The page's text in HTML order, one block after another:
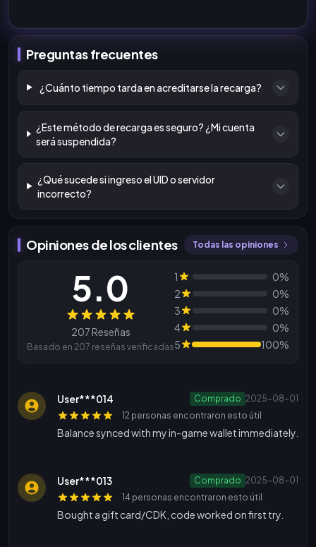
Preguntas frecuentes
¿Cuánto tiempo tarda en acreditarse la recarga?
¿Este método de recarga es seguro? ¿Mi cuenta
será suspendida?
¿Qué sucede si ingreso el UID o servidor
incorrecto?
Opiniones de los clientes Todas las opiniones
Reseñas
5.0
207 Reseñas
Basado en 207 reseñas verificadas
1
0%
2
0%
3
0%
4
0%
5
100%
User***014 Comprado 2025-08-01
12 personas encontraron esto útil
Balance synced with my in-game wallet immediately.
User***013 Comprado 2025-08-01
14 personas encontraron esto útil
Bought a gift card/CDK, code worked on first try.